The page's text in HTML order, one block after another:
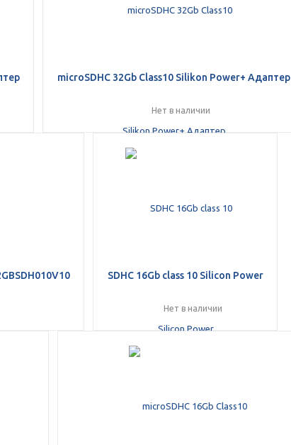
microSDHC 32Gb Class10 Silikon Power+ Адаптер
Нет в наличии
SDHC 16Gb class 10 Silicon Power
Нет в наличии
plait.ru